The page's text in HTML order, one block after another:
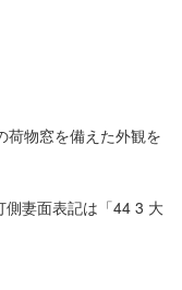
荷物窓を備えた外観を
側妻面表記は「44 3 大